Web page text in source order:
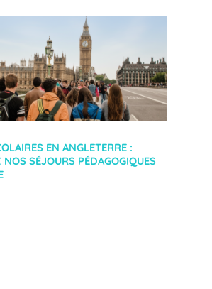
EN ANGLETERRE :
NOS SÉJOURS PÉDAGOGIQUES